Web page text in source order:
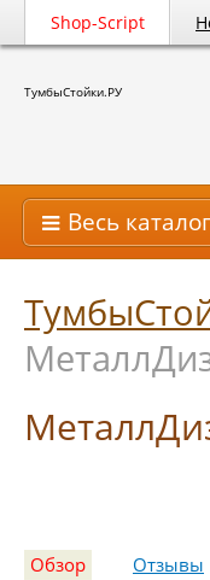
Shop-Script
ТумбыСтойки.РУ
Весь каталог
Обзор Отзывы